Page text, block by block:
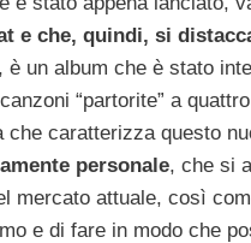
e che, quindi, si
è un album che è stato
“partorite” a
che caratterizza questo
personale, che si
mercato attuale, così
e di fare in modo che